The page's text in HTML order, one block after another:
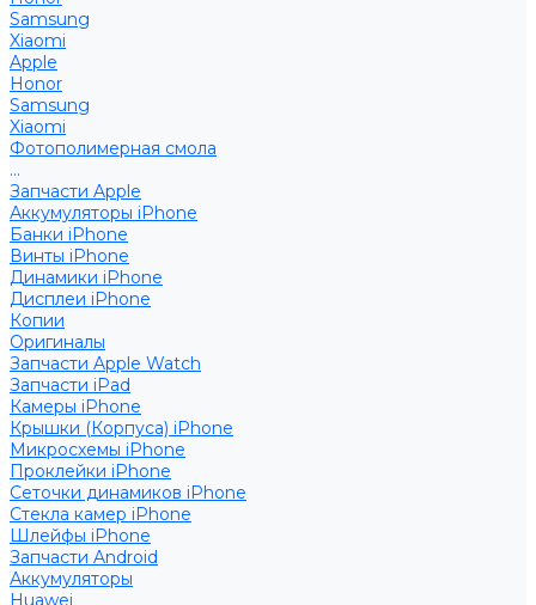
Samsung
Xiaomi
Apple
Honor
Samsung
Xiaomi
Фотополимерная смола
...
Запчасти Apple
Аккумуляторы iPhone
Банки iPhone
Винты iPhone
Динамики iPhone
Дисплеи iPhone
Копии
Оригиналы
Запчасти Apple Watch
Запчасти iPad
Камеры iPhone
Крышки (Корпуса) iPhone
Микросхемы iPhone
Проклейки iPhone
Сеточки динамиков iPhone
Стекла камер iPhone
Шлейфы iPhone
Запчасти Android
Аккумуляторы
Huawei